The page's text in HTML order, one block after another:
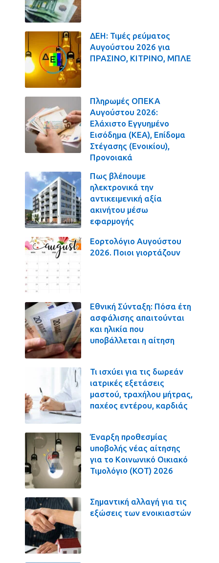
ΔΕΗ: Τιμές ρεύματος
Αυγούστου 2026 για
ΠΡΑΣΙΝΟ, ΚΙΤΡΙΝΟ, ΜΠΛΕ
Πληρωμές ΟΠΕΚΑ
Αυγούστου 2026:
Ελάχιστο Εγγυημένο
Εισόδημα (ΚΕΑ), Επίδομα
Στέγασης (Ενοικίου),
Προνοιακά
Πως βλέπουμε
ηλεκτρονικά την
αντικειμενική αξία
ακινήτου μέσω
εφαρμογής
Εορτολόγιο Αυγούστου
2026. Ποιοι γιορτάζουν
Εθνική Σύνταξη: Πόσα έτη
ασφάλισης απαιτούνται
και ηλικία που
υποβάλλεται η αίτηση
Τι ισχύει για τις δωρεάν
ιατρικές εξετάσεις
μαστού, τραχήλου μήτρας,
παχέος εντέρου, καρδιάς
Έναρξη προθεσμίας
υποβολής νέας αίτησης
για το Κοινωνικό Οικιακό
Τιμολόγιο (ΚΟΤ) 2026
Σημαντική αλλαγή για τις
εξώσεις των ενοικιαστών